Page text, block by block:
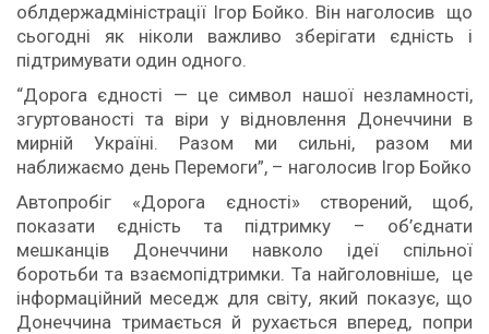
облдержадміністрації Ігор Бойко. Він наголосив що
сьогодні як ніколи важливо зберігати єдність і
підтримувати один одного.
“Дорога єдності — це символ нашої незламності,
згуртованості та віри у відновлення Донеччини в
мирній Україні. Разом ми сильні, разом ми
наближаємо день Перемоги”, – наголосив Ігор Бойко
Автопробіг «Дорога єдності» створений, щоб,
показати єдність та підтримку – об’єднати
мешканців Донеччини навколо ідеї спільної
боротьби та взаємопідтримки. Та найголовніше, це
інформаційний меседж для світу, який показує, що
Донеччина тримається й рухається вперед, попри